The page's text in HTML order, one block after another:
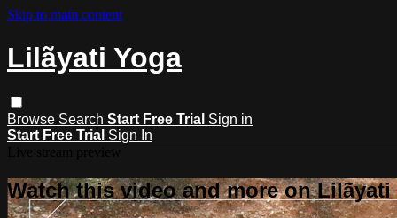
Skip to main content
Lilãyati Yoga
Browse Search Start Free Trial Sign in
Start Free Trial Sign In
Watch this video and more on Lilãyati